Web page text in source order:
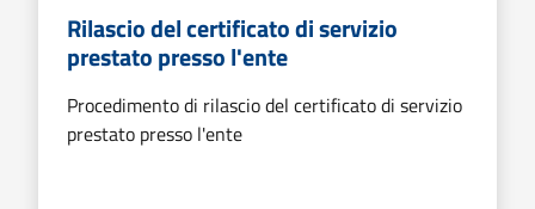
Rilascio del certificato di servizio
prestato presso l'ente
Procedimento di rilascio del certificato di servizio
prestato presso l'ente